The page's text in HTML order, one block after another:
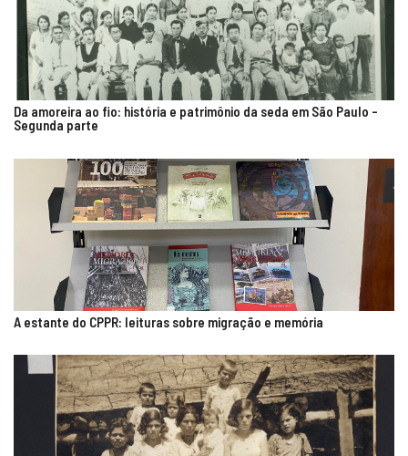
Da amoreira ao fio: história e patrimônio da seda em São Paulo –
Segunda parte
A estante do CPPR: leituras sobre migração e memória